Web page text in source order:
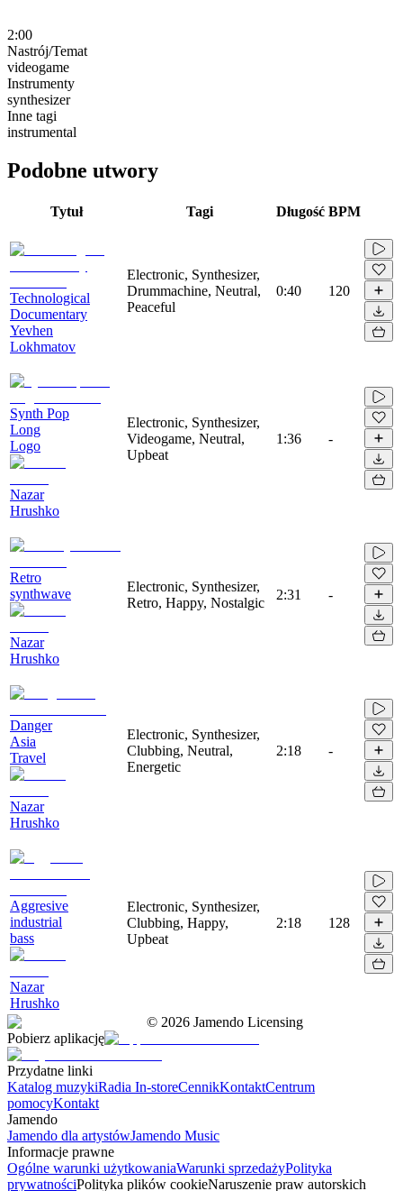
2:00
Nastrój/Temat
videogame
Instrumenty
synthesizer
Inne tagi
instrumental
Podobne utwory
Tytuł Tagi Długość BPM
Technological
Documentary
Yevhen
Lokhmatov
Electronic, Synthesizer,
Drummachine, Neutral,
Peaceful
0:40 120
Synth Pop
Long
Logo
Nazar
Hrushko
Electronic, Synthesizer,
Videogame, Neutral,
Upbeat
1:36 -
Retro
synthwave
Nazar
Hrushko
Electronic, Synthesizer,
Retro, Happy, Nostalgic
2:31 -
Danger
Asia
Travel
Nazar
Hrushko
Electronic, Synthesizer,
Clubbing, Neutral,
Energetic
2:18 -
Aggresive
industrial
bass
Nazar
Hrushko
Electronic, Synthesizer,
Clubbing, Happy,
Upbeat
2:18 128
© 2026 Jamendo Licensing
Pobierz aplikację
Przydatne linki
Katalog muzykiRadia In-storeCennikKontaktCentrum
pomocyKontakt
Jamendo
Jamendo dla artystówJamendo Music
Informacje prawne
Ogólne warunki użytkowaniaWarunki sprzedażyPolityka
prywatnościPolityka plików cookieNaruszenie praw autorskich